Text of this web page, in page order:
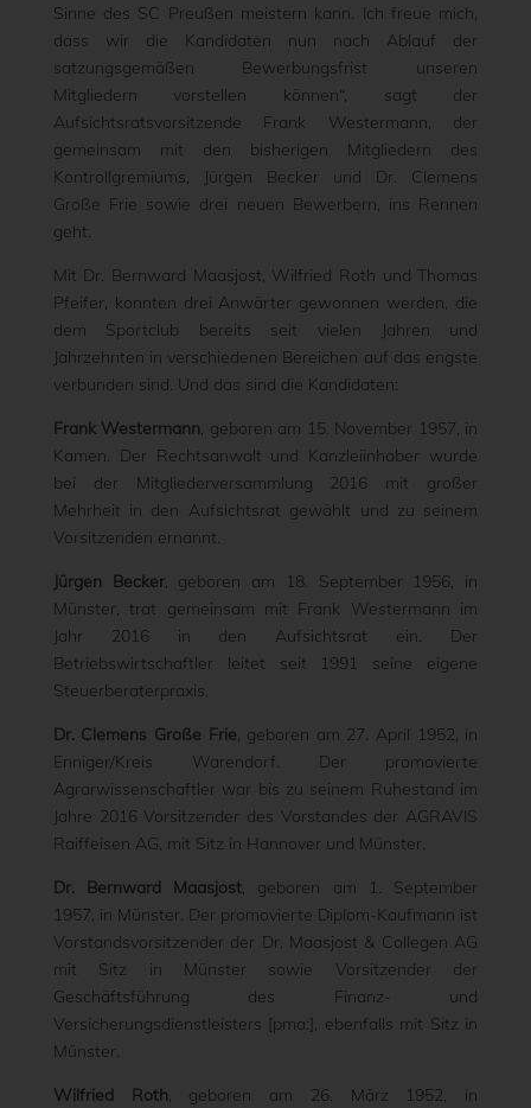
Sinne des SC Preußen meistern kann. Ich freue mich,
dass wir die Kandidaten nun nach Ablauf der
satzungsgemäßen Bewerbungsfrist unseren
Mitgliedern vorstellen können“, sagt der
Aufsichtsratsvorsitzende Frank Westermann, der
gemeinsam mit den bisherigen Mitgliedern des
Kontrollgremiums, Jürgen Becker und Dr. Clemens
Große Frie sowie drei neuen Bewerbern, ins Rennen
geht.
Mit Dr. Bernward Maasjost, Wilfried Roth und Thomas
Pfeifer, konnten drei Anwärter gewonnen werden, die
dem Sportclub bereits seit vielen Jahren und
Jahrzehnten in verschiedenen Bereichen auf das engste
verbunden sind. Und das sind die Kandidaten:
Frank Westermann, geboren am 15. November 1957, in
Kamen. Der Rechtsanwalt und Kanzleiinhaber wurde
bei der Mitgliederversammlung 2016 mit großer
Mehrheit in den Aufsichtsrat gewählt und zu seinem
Vorsitzenden ernannt.
Jürgen Becker, geboren am 18. September 1956, in
Münster, trat gemeinsam mit Frank Westermann im
Jahr 2016 in den Aufsichtsrat ein. Der
Betriebswirtschaftler leitet seit 1991 seine eigene
Steuerberaterpraxis.
Dr. Clemens Große Frie, geboren am 27. April 1952, in
Enniger/Kreis Warendorf. Der promovierte
Agrarwissenschaftler war bis zu seinem Ruhestand im
Jahre 2016 Vorsitzender des Vorstandes der AGRAVIS
Raiffeisen AG, mit Sitz in Hannover und Münster.
Dr. Bernward Maasjost, geboren am 1. September
1957, in Münster. Der promovierte Diplom-Kaufmann ist
Vorstandsvorsitzender der Dr. Maasjost & Collegen AG
mit Sitz in Münster sowie Vorsitzender der
Geschäftsführung des Finanz- und
Versicherungsdienstleisters [pma:], ebenfalls mit Sitz in
Münster.
Wilfried Roth, geboren am 26. März 1952, in